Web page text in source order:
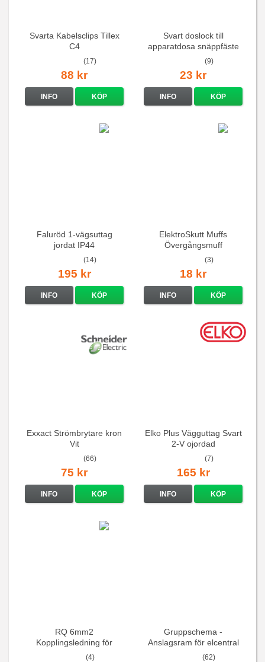
Svarta Kabelsclips Tillex
C4
(17)
88 kr
INFO KÖP
Svart doslock till
apparatdosa snäppfäste
(9)
23 kr
INFO KÖP
Faluröd 1-vägsuttag
jordat IP44
(14)
195 kr
INFO KÖP
ElektroSkutt Muffs
Övergångsmuff
(3)
18 kr
INFO KÖP
Exxact Strömbrytare kron
Vit
(66)
75 kr
INFO KÖP
Elko Plus Vägguttag Svart
2-V ojordad
(7)
165 kr
INFO KÖP
RQ 6mm2
Kopplingsledning för
elcentraler mm
(4)
Gruppschema -
Anslagsram för elcentral
(62)